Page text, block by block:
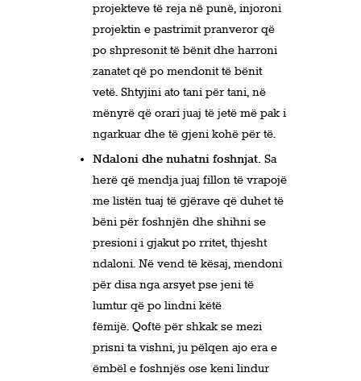
projekteve të reja në punë, injoroni
projektin e pastrimit pranveror që
po shpresonit të bënit dhe harroni
zanatet që po mendonit të bënit
vetë. Shtyjini ato tani për tani, në
mënyrë që orari juaj të jetë më pak i
ngarkuar dhe të gjeni kohë për të.
Ndaloni dhe nuhatni foshnjat. Sa
herë që mendja juaj fillon të vrapojë
me listën tuaj të gjërave që duhet të
bëni për foshnjën dhe shihni se
presioni i gjakut po rritet, thjesht
ndaloni. Në vend të kësaj, mendoni
për disa nga arsyet pse jeni të
lumtur që po lindni këtë
fëmijë. Qoftë për shkak se mezi
prisni ta vishni, ju pëlqen ajo era e
ëmbël e foshnjës ose keni lindur